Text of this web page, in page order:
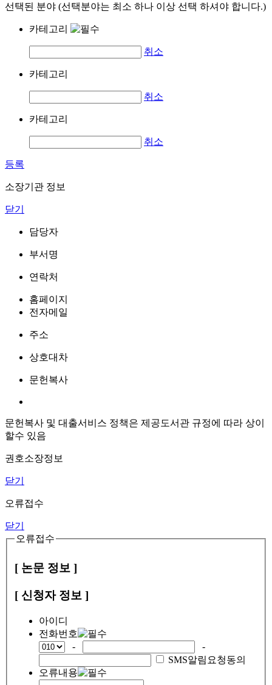
선택된 분야 (선택분야는 최소 하나 이상 선택 하셔야 합니다.)
카테고리
취소
카테고리
취소
카테고리
취소
등록
소장기관 정보
닫기
담당자
부서명
연락처
홈페이지
전자메일
주소
상호대차
문헌복사
문헌복사 및 대출서비스 정책은 제공도서관 규정에 따라 상이
할수 있음
권호소장정보
닫기
오류접수
닫기
오류접수
[ 논문 정보 ]
[ 신청자 정보 ]
아이디
전화번호
-
-
SMS알림요청동의
오류내용